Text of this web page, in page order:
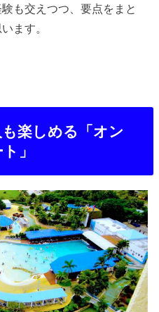
も交えつつ、要点をまと
ます。
楽しめる「オン
」